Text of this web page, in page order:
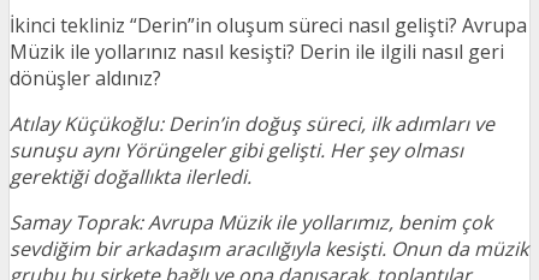
İkinci tekliniz “Derin”in oluşum süreci nasıl gelişti? Avrupa
Müzik ile yollarınız nasıl kesişti? Derin ile ilgili nasıl geri
dönüşler aldınız?
Atılay Küçükoğlu: Derin’in doğuş süreci, ilk adımları ve
sunuşu aynı Yörüngeler gibi gelişti. Her şey olması
gerektiği doğallıkta ilerledi.
Samay Toprak: Avrupa Müzik ile yollarımız, benim çok
sevdiğim bir arkadaşım aracılığıyla kesişti. Onun da müzik